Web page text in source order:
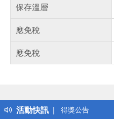
保存溫層
應免稅
應免稅
活動快訊
得獎公告
熱門話題